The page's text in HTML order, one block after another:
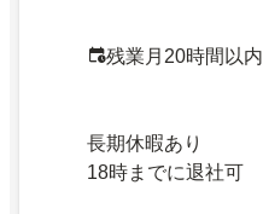
残業月20時間以内
長期休暇あり
18時までに退社可